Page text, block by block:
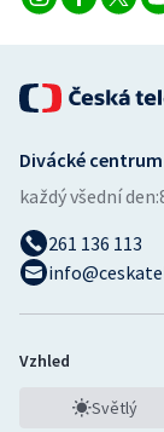
Divácké centrum
každý všední den:
261 136 113
Vzhled
Světlý